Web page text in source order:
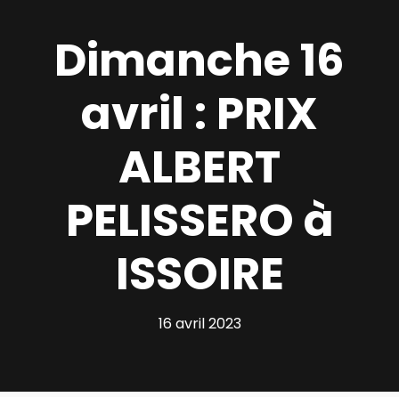
Dimanche 16
avril : PRIX
ALBERT
PELISSERO à
ISSOIRE
16 avril 2023